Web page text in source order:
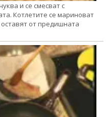
и се смесват с
Котлетите се мариноват
от предишната